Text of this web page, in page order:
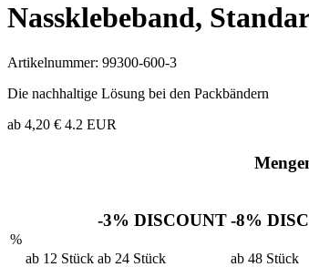
Nassklebeband,
Artikelnummer: 99300-600-3
Die nachhaltige Lösung bei den Packbändern
ab 4,20 € 4.2 EUR
%
-3% DISCOUNT-8%
ab 12 Stück ab 24 Stück ab 48 Stück